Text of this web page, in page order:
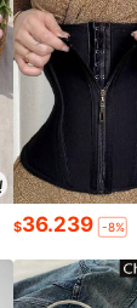
$36.239 -8%